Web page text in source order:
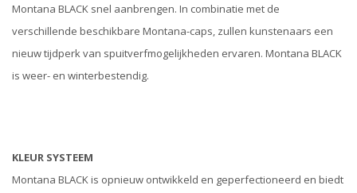
Montana BLACK snel aanbrengen. In combinatie met de
verschillende beschikbare Montana-caps, zullen kunstenaars een
nieuw tijdperk van spuitverfmogelijkheden ervaren. Montana BLACK
is weer- en winterbestendig.
KLEUR SYSTEEM
Montana BLACK is opnieuw ontwikkeld en geperfectioneerd en biedt